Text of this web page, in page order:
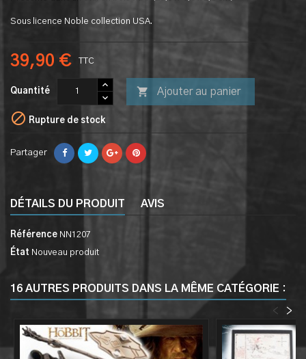
Sous licence Noble collection USA.
39,90 € TTC
Quantité  Ajouter au panier
 Rupture de stock
Partager
DÉTAILS DU PRODUIT AVIS
Référence NN1207
État Nouveau produit
16 AUTRES PRODUITS DANS LA MÊME CATÉGORIE :
>
<